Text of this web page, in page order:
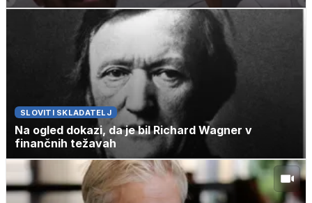
SLOVITI SKLADATELJ
Na ogled dokazi, da je bil Richard Wagner v
finančnih težavah